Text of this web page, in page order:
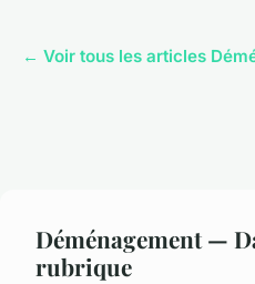
← Voir tous les articles
Déménagement —
rubrique